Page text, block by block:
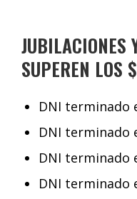
JUBILACIONES
SUPEREN LOS
DNI terminado
DNI terminado
DNI terminado
DNI terminado